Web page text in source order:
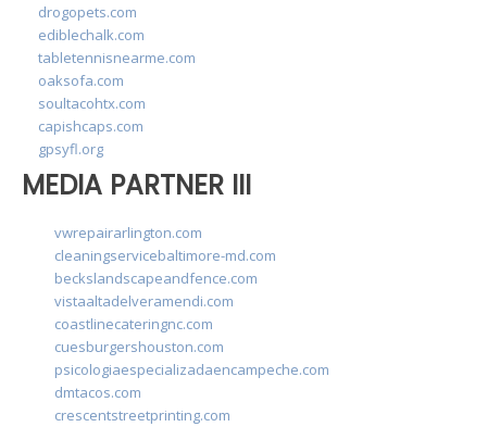
drogopets.com
ediblechalk.com
tabletennisnearme.com
oaksofa.com
soultacohtx.com
capishcaps.com
gpsyfl.org
MEDIA PARTNER III
vwrepairarlington.com
cleaningservicebaltimore-md.com
beckslandscapeandfence.com
vistaaltadelveramendi.com
coastlinecateringnc.com
cuesburgershouston.com
psicologiaespecializadaencampeche.com
dmtacos.com
crescentstreetprinting.com